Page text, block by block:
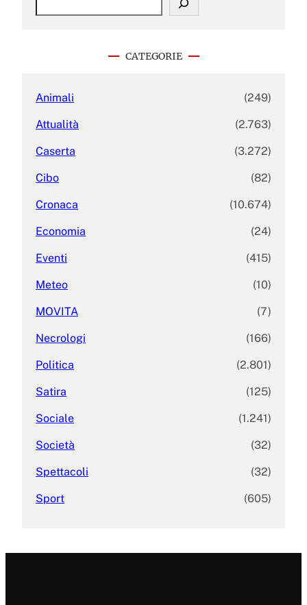
CATEGORIE
Animali (249)
Attualità (2.763)
Caserta (3.272)
Cibo (82)
Cronaca (10.674)
Economia (24)
Eventi (415)
Meteo (10)
MOVITA (7)
Necrologi (166)
Politica (2.801)
Satira (125)
Sociale (1.241)
Società (32)
Spettacoli (32)
Sport (605)